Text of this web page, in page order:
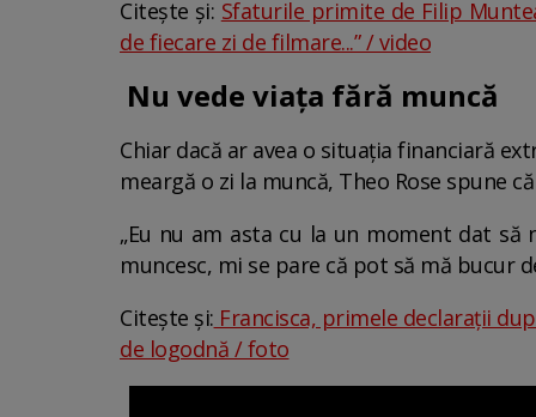
Citește și: Sfaturile primite de Filip
de fiecare zi de filmare...” / video
Nu vede viața fără muncă
Chiar dacă ar avea o situația financiară
meargă o zi la muncă, Theo Rose spune
„Eu nu am asta cu la un moment dat să
muncesc, mi se pare că pot să mă bucur
Citește și: Francisca, primele declarații
de logodnă / foto